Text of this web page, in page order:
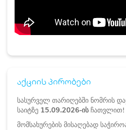
აქციის პირობები
სასურველ თარიღებში ნომრის
საიტზე 15.09.2026-ის ჩათვლით!
მომსახურების მისაღებად